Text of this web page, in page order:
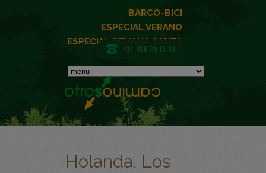
BARCO-BICI
ESPECIAL VERANO
ESPECIAL SEMANA SANTA
+34 958 29 18 93
Holanda. Los